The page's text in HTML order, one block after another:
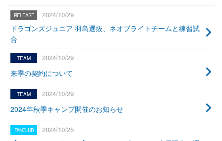
2024/10/29
ドラゴンズジュニア 羽島選抜、ネオブライトチームと練習試
合
2024/10/29
来季の契約について
2024/10/29
2024年秋季キャンプ開催のお知らせ
2024/10/25